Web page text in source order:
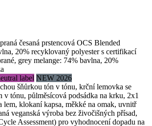
česaná prstencová OCS Blended
20% recyklovaný polyester s certifikací
grey melange: 74% bavlna, 20%
label NEW 2026
šňůrkou tón v tónu, krční lemovka se
v tónu, půlměsícová podsádka na krku, 2x1
lem, klokaní kapsa, měkké na omak, uvnitř
veganská výroba bez živočišných přísad,
Assessment) pro vyhodnocení dopadu na